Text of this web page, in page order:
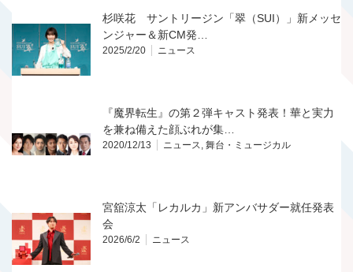
杉咲花 サントリージン「翠（SUI）」新メッセ
ンジャー＆新CM発…
2025/2/20 ニュース
『魔界転生』の第２弾キャスト発表！華と実力
を兼ね備えた顔ぶれが集…
2020/12/13 ニュース, 舞台・ミュージカル
宮舘涼太「レカルカ」新アンバサダー就任発表
会
2026/6/2 ニュース